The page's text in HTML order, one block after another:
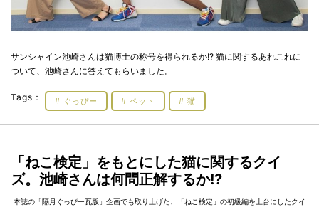
サンシャイン池崎さんは猫博士の称号を得られるか!? 猫に関するあれこれに
ついて、池崎さんに答えてもらいました。
Tags： ぐっぴー ペット 猫
「ねこ検定」をもとにした猫に関するクイ
ズ。池崎さんは何問正解するか!?
本誌の「隔月ぐっぴー瓦版」企画でも取り上げた、「ねこ検定」の初級編を土台にしたクイ